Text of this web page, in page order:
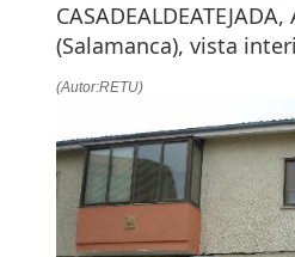
(Salamanca), vista
(Autor:RETU)